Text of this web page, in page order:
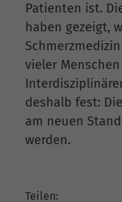
Patienten ist.
haben gezeigt,
vieler
deshalb fest:
am neuen
werden.
Teilen: